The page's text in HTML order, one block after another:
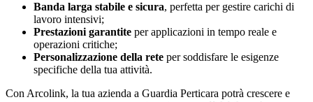
Banda larga stabile e sicura, perfetta per gestire carichi di
lavoro intensivi;
Prestazioni garantite per applicazioni in tempo reale e
operazioni critiche;
Personalizzazione della rete per soddisfare le esigenze
specifiche della tua attività.
Con Arcolink, la tua azienda a Guardia Perticara potrà crescere e